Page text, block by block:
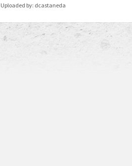
Uploaded by: dcastaneda